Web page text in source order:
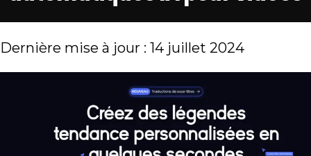
Dernière mise à jour : 14 juillet 2024